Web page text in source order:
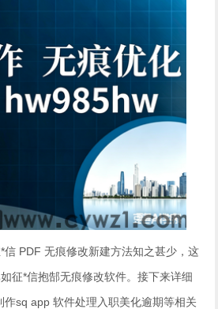
信 PDF 无痕修改新建方法知之甚少，这
征*信抱郜无痕修改软件。接下来详细
作sq app 软件处理入职美化逾期等相关